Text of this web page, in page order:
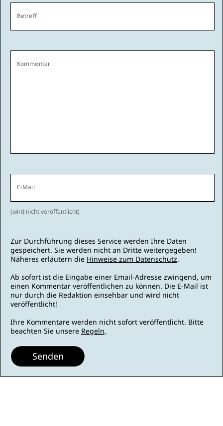
Betreff
Kommentar
E-Mail
(wird nicht veröffentlicht)
Zur Durchführung dieses Service werden Ihre Daten
gespeichert. Sie werden nicht an Dritte weitergegeben!
Näheres erläutern die Hinweise zum Datenschutz.
Ab sofort ist die Eingabe einer Email-Adresse zwingend, um
einen Kommentar veröffentlichen zu können. Die E-Mail ist
nur durch die Redaktion einsehbar und wird nicht
veröffentlicht!
Ihre Kommentare werden nicht sofort veröffentlicht. Bitte
beachten Sie unsere Regeln.
Senden